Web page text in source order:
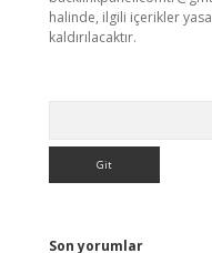
halinde, ilgili içerikler
kaldırılacaktır.
Son yorumlar